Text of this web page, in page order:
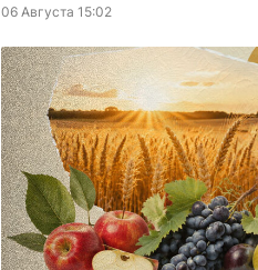
06 Августа 15:02